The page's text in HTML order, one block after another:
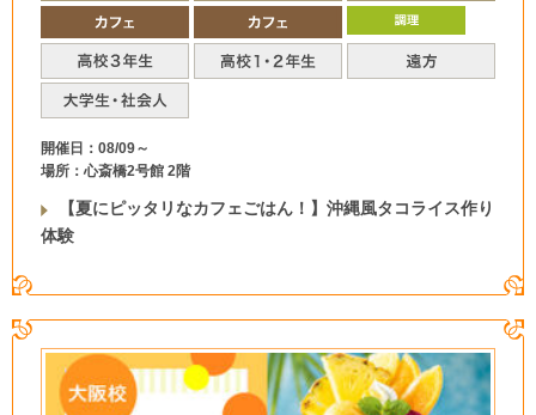
開催日：08/09～
場所：心斎橋2号館 2階
【夏にピッタリなカフェごはん！】沖縄風タコライス作り
体験